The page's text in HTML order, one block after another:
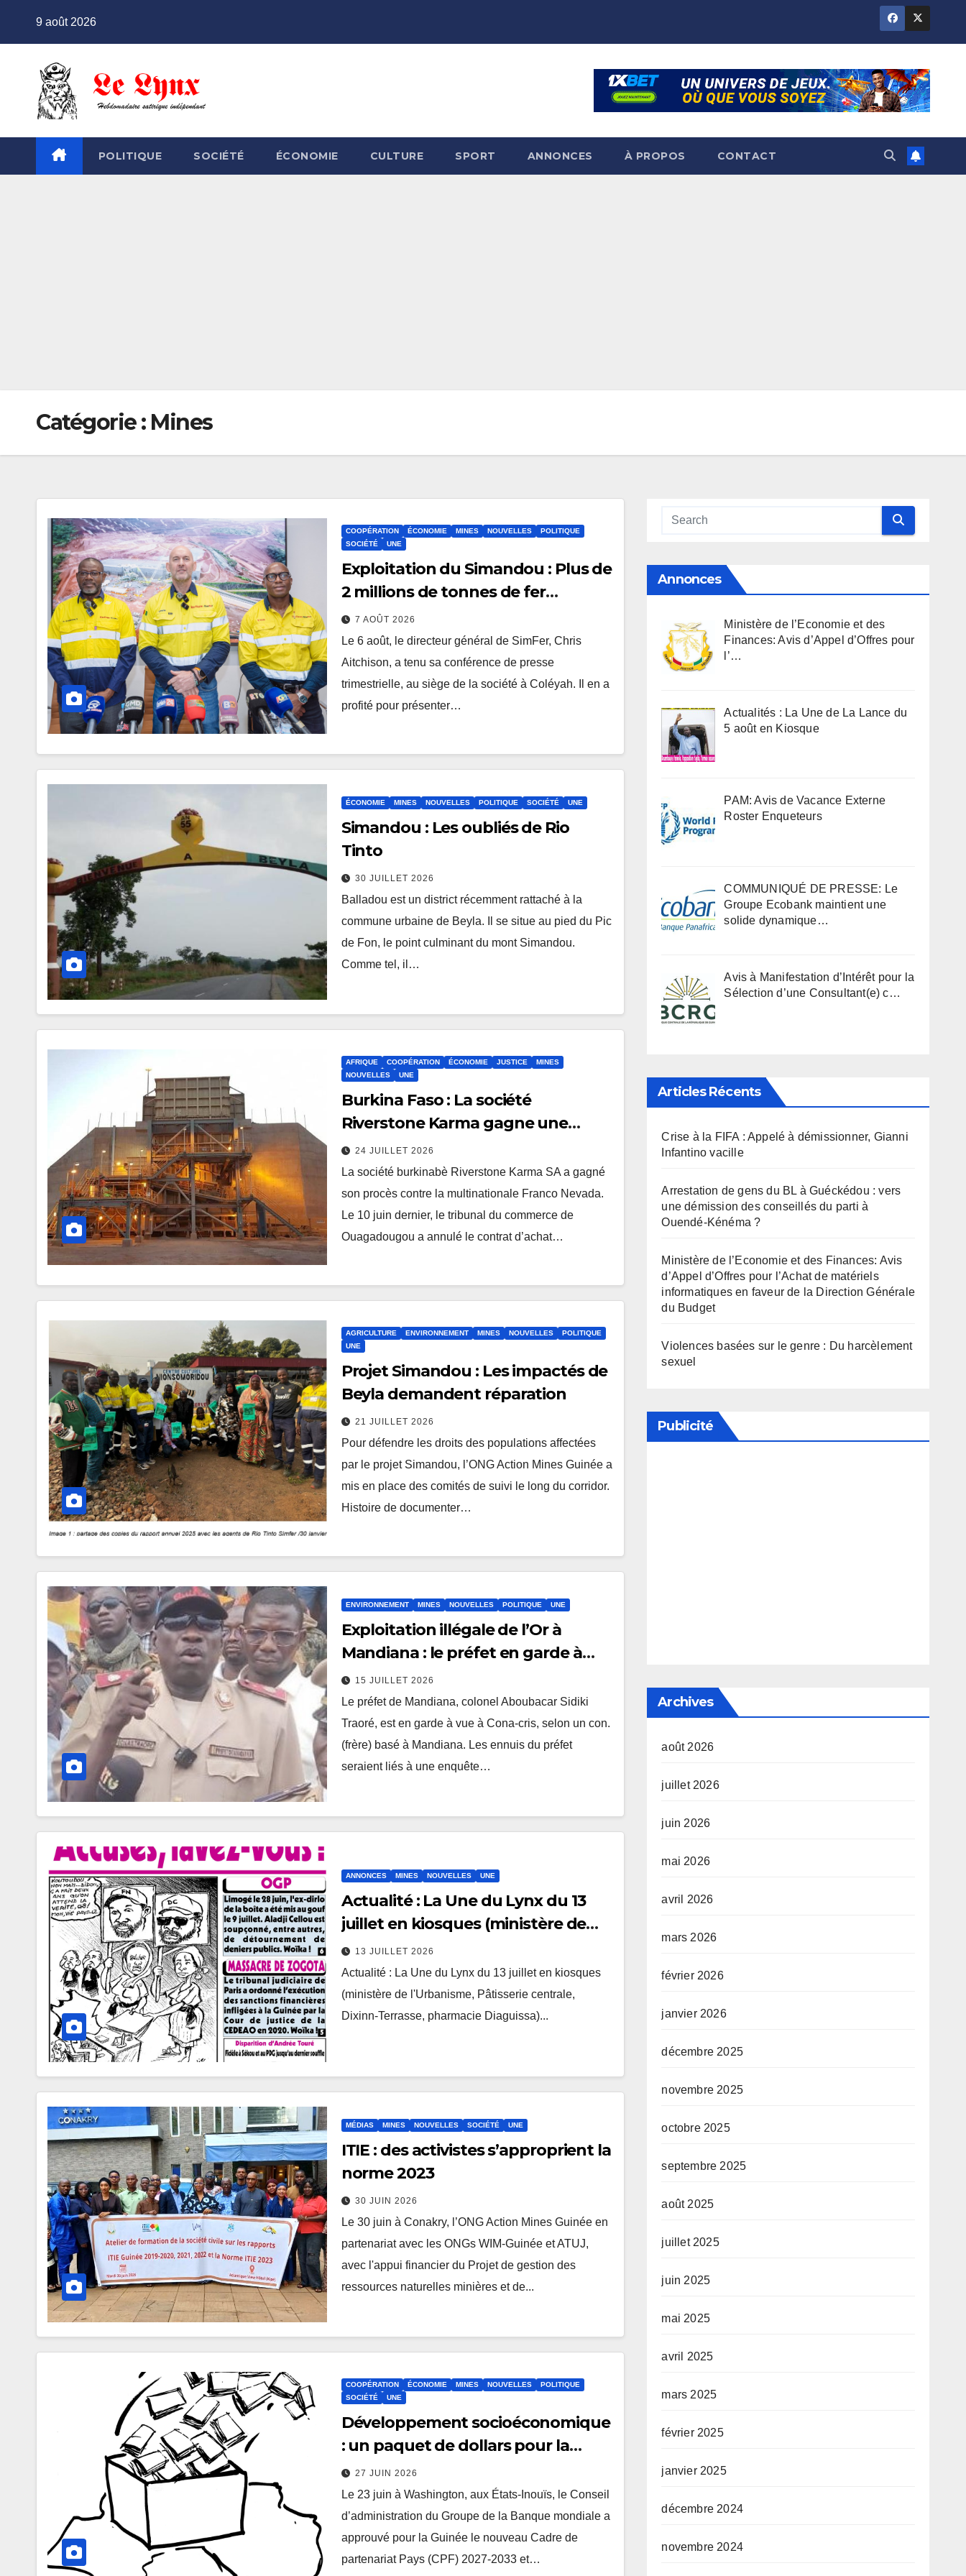
9 août 2026
POLITIQUE SOCIÉTÉ ÉCONOMIE CULTURE SPORT ANNONCES À PROPOS CONTACT
Catégorie : Mines
COOPÉRATION ÉCONOMIE MINES NOUVELLES
POLITIQUE
SOCIÉTÉ
UNE
Exploitation du Simandou : Plus de
2 millions de tonnes de fer
exportées
7 AOÛT 2026
Le 6 août, le directeur général de SimFer, Chris
Aitchison, a tenu sa conférence de presse
trimestrielle, au siège de la société à Coléyah. Il en a
profité pour présenter…
ÉCONOMIE MINES NOUVELLES POLITIQUE SOCIÉTÉ UNE
Simandou : Les oubliés de Rio
Tinto
30 JUILLET 2026
Balladou est un district récemment rattaché à la
commune urbaine de Beyla. Il se situe au pied du Pic
de Fon, le point culminant du mont Simandou.
Comme tel, il…
AFRIQUE COOPÉRATION ÉCONOMIE JUSTICE
MINES
NOUVELLES
UNE
Burkina Faso : La société
Riverstone Karma gagne une
bataille judiciaire
24 JUILLET 2026
La société burkinabè Riverstone Karma SA a gagné
son procès contre la multinationale Franco Nevada.
Le 10 juin dernier, le tribunal du commerce de
Ouagadougou a annulé le contrat d’achat…
AGRICULTURE ENVIRONNEMENT MINES NOUVELLES
POLITIQUE
UNE
Projet Simandou : Les impactés de
Beyla demandent réparation
21 JUILLET 2026
Pour défendre les droits des populations affectées
par le projet Simandou, l’ONG Action Mines Guinée a
mis en place des comités de suivi le long du corridor.
Histoire de documenter…
ENVIRONNEMENT MINES NOUVELLES POLITIQUE UNE
Exploitation illégale de l’Or à
Mandiana : le préfet en garde à
vue à Cona-cris
15 JUILLET 2026
Le préfet de Mandiana, colonel Aboubacar Sidiki
Traoré, est en garde à vue à Cona-cris, selon un con.
(frère) basé à Mandiana. Les ennuis du préfet
seraient liés à une enquête…
ANNONCES MINES NOUVELLES UNE
Actualité : La Une du Lynx du 13
juillet en kiosques (ministère de
l’Urbanisme, Pâtisserie centrale,
Dixinn-Terrasse, pharmacie
Diaguissa)
13 JUILLET 2026
Actualité : La Une du Lynx du 13 juillet en kiosques
(ministère de l'Urbanisme, Pâtisserie centrale,
Dixinn-Terrasse, pharmacie Diaguissa)...
MÉDIAS MINES NOUVELLES SOCIÉTÉ UNE
ITIE : des activistes s’approprient la
norme 2023
30 JUIN 2026
Le 30 juin à Conakry, l’ONG Action Mines Guinée en
partenariat avec les ONGs WIM-Guinée et ATUJ,
avec l'appui financier du Projet de gestion des
ressources naturelles minières et de...
COOPÉRATION ÉCONOMIE MINES NOUVELLES
POLITIQUE
SOCIÉTÉ
UNE
Développement socioéconomique
: un paquet de dollars pour la
Guinée
27 JUIN 2026
Le 23 juin à Washington, aux États-Inouïs, le Conseil
d’administration du Groupe de la Banque mondiale a
approuvé pour la Guinée le nouveau Cadre de
partenariat Pays (CPF) 2027-2033 et…
Annonces
Ministère de l’Economie et des
Finances: Avis d’Appel d’Offres pour
l’…
Actualités : La Une de La Lance du
5 août en Kiosque
PAM: Avis de Vacance Externe
Roster Enqueteurs
COMMUNIQUÉ DE PRESSE: Le
Groupe Ecobank maintient une
solide dynamique…
Avis à Manifestation d’Intérêt pour la
Sélection d’une Consultant(e) c…
Articles Récents
Crise à la FIFA : Appelé à démissionner, Gianni
Infantino vacille
Arrestation de gens du BL à Guéckédou : vers
une démission des conseillés du parti à
Ouendé-Kénéma ?
Ministère de l’Economie et des Finances: Avis
d’Appel d’Offres pour l’Achat de matériels
informatiques en faveur de la Direction Générale
du Budget
Violences basées sur le genre : Du harcèlement
sexuel
Publicité
Archives
août 2026
juillet 2026
juin 2026
mai 2026
avril 2026
mars 2026
février 2026
janvier 2026
décembre 2025
novembre 2025
octobre 2025
septembre 2025
août 2025
juillet 2025
juin 2025
mai 2025
avril 2025
mars 2025
février 2025
janvier 2025
décembre 2024
novembre 2024